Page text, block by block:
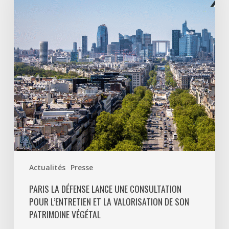
Actualités Presse
consultation
pour
l’entretien
et
la
valorisation
de
son
patrimoine
végétal
PARIS LA DÉFENSE LANCE UNE CONSULTATION
POUR L’ENTRETIEN ET LA VALORISATION DE SON
PATRIMOINE VÉGÉTAL